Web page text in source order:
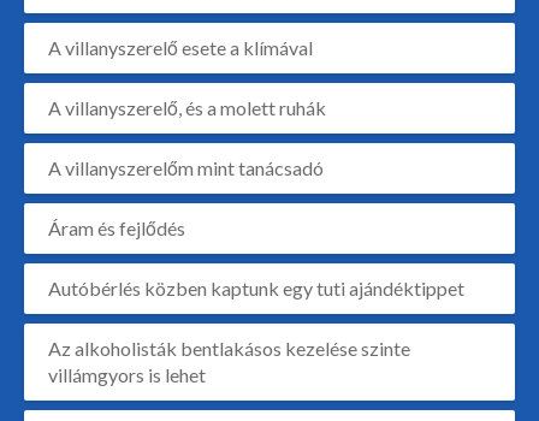
A villanyszerelő esete a klímával
A villanyszerelő, és a molett ruhák
A villanyszerelőm mint tanácsadó
Áram és fejlődés
Autóbérlés közben kaptunk egy tuti ajándéktippet
Az alkoholisták bentlakásos kezelése szinte
villámgyors is lehet